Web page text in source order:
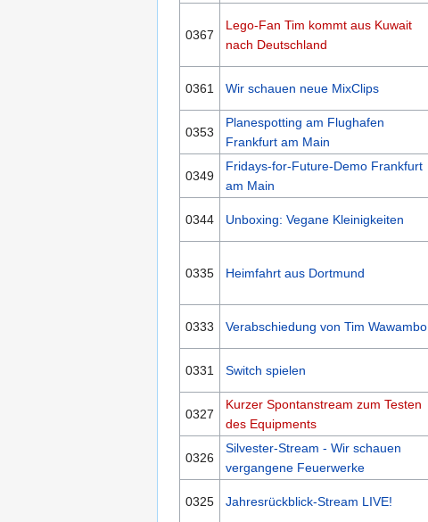
0367
Lego-Fan Tim kommt aus Kuwait
nach Deutschland
0361 Wir schauen neue MixClips
0353
Planespotting am Flughafen
Frankfurt am Main
0349
Fridays-for-Future-Demo Frankfurt
am Main
0344 Unboxing: Vegane Kleinigkeiten
0335 Heimfahrt aus Dortmund
0333 Verabschiedung von Tim Wawambo
0331 Switch spielen
0327
Kurzer Spontanstream zum Testen
des Equipments
0326
Silvester-Stream - Wir schauen
vergangene Feuerwerke
0325 Jahresrückblick-Stream LIVE!